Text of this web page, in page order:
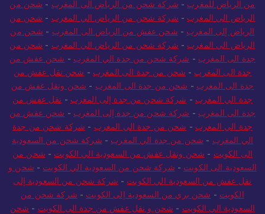
من الرياض للمغرب - شركة شحن من الرياض الى المغرب - شحن من
الرياض الي المغرب - شركة شحن من الرياض الي المغرب - شحن من
الرياض إلى المغرب - شحن عفش من الرياض الى المغرب - شحن من
الرياض الي المغرب - شركة شحن من الرياض الي المغرب - شحن من
جدة الى المغرب - شركة شحن من جدة الي المغرب - شحن عفش من
جدة الى المغرب - شحن من جدة الى المغرب - شحن نقل عفش من
جدة الى المغرب - شحن من جدة الى المغرب - شحن ونقل عفش من
جدة الي المغرب - شركة شحن من جدة إلى المغرب - نقل عفش من
جدة الى المغرب - شركة شحن من جدة إلى المغرب - شحن عفش من
جدة الي المغرب - شحن من جدة الي المغرب - شركة شحن من جدة
الي المغرب - شحن من جدة الي المغرب - شركة شحن من السعودية
الى الكويت - شحن ونقل عفش من السعودية الي الكويت - شحن من
السعودية الى الكويت - شركة شحن من السعودية الي الكويت - شحن و
نقل عفش من السعودية الي الكويت - شركة شحن من السعودية إلى
الكويت - شحن بري من السعودية إلى الكويت - شركة شحن من
السعودية الي الكويت - شحن و نقل عفش من جدة الى الكويت - شحن